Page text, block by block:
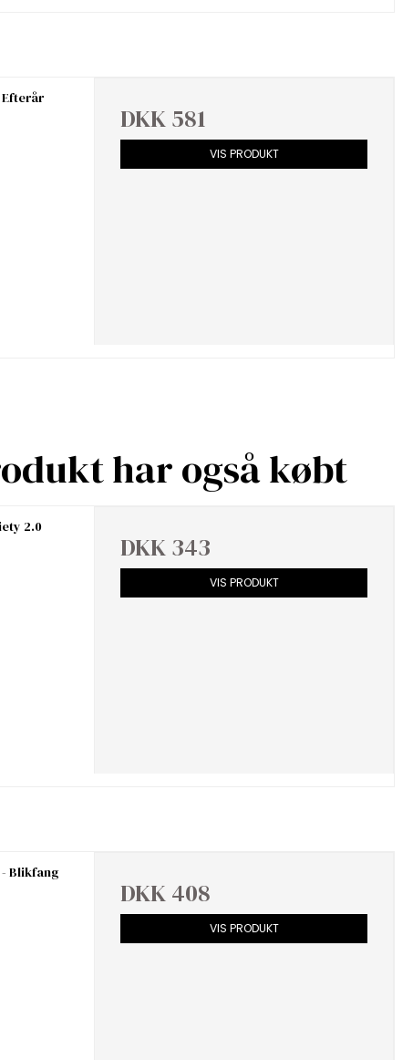
DKK 581
VIS PRODUKT
har også købt
2.0
DKK 343
VIS PRODUKT
Blikfang
DKK 408
VIS PRODUKT